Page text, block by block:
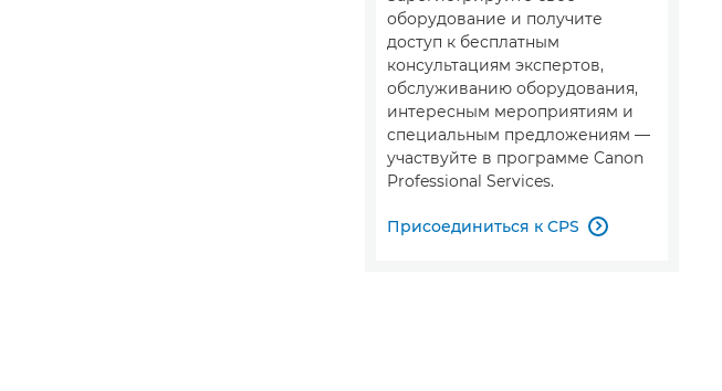
оборудование и получите
доступ к бесплатным
консультациям экспертов,
обслуживанию оборудования,
интересным мероприятиям и
специальным предложениям —
участвуйте в программе Canon
Professional Services.
Присоединиться к CPS 